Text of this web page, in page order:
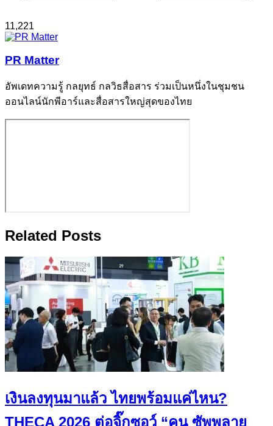
11,221
PR Matter
อัพเดทความรู้ กลยุทธ์ กลวิธสื่อสาร ร่วมเป็นหนึ่งในชุมชน
ออนไลน์นักพีอาร์และสื่อสารใหญ่สุดของไทย
Related Posts
เงินลงทุนมาแล้ว ไทยพร้อมแค่ไหน?
THECA 2026 ต่อจิ๊กซอว์ “คน ซัพพลาย